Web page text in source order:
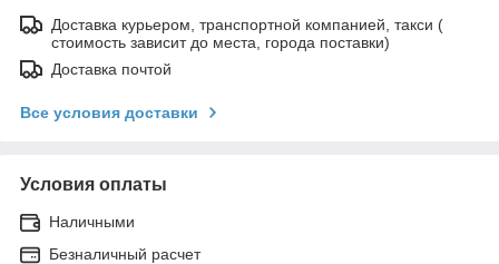
Доставка курьером, транспортной компанией, такси (
стоимость зависит до места, города поставки)
Доставка почтой
Все условия доставки
Условия оплаты
Наличными
Безналичный расчет